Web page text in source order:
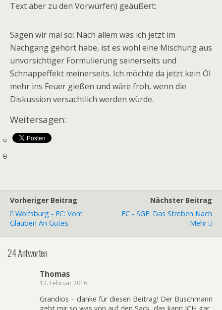
Text aber zu den Vorwürfen) geäußert:
Sagen wir mal so: Nach allem was ich jetzt im
Nachgang gehört habe, ist es wohl eine Mischung aus
unvorsichtiger Formulierung seinerseits und
Schnappeffekt meinerseits. Ich möchte da jetzt kein Öl
mehr ins Feuer gießen und wäre froh, wenn die
Diskussion versachtlich werden würde.
Weitersagen:
Vorheriger Beitrag
Wolfsburg - FC: Vom
Glauben An Gutes
Nächster Beitrag
FC - SGE: Das Streben Nach
Mehr
24 Antworten
Thomas
12. Februar 2016
Grandios – danke für diesen Beitrag! Der Buschmann